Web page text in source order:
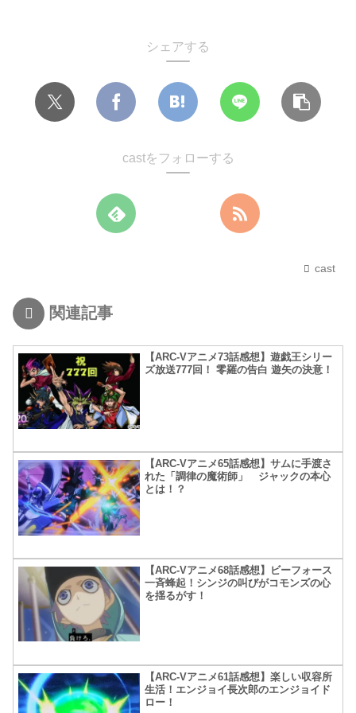
シェアする
castをフォローする
cast
関連記事
【ARC-Vアニメ73話感想】遊戯王シリー
ズ放送777回！ 零羅の告白 遊矢の決意！
【ARC-Vアニメ65話感想】サムに手渡さ
れた「調律の魔術師」 ジャックの本心
とは！？
【ARC-Vアニメ68話感想】ビーフォース
一斉蜂起！シンジの叫びがコモンズの心
を揺るがす！
【ARC-Vアニメ61話感想】楽しい収容所
生活！エンジョイ長次郎のエンジョイド
ロー！